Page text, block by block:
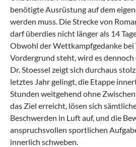
benötigte Ausrüstung auf dem
werden muss. Die Strecke von
darf überdies nicht länger als 14
Obwohl der Wettkampfgedanke
Vordergrund steht, wird es dennoch
Dr. Stoessel zeigt sich durchaus
letztes Jahr gelingt, die Etappe
Stunden weitgehend ohne
das Ziel erreicht, lösen sich
Beschwerden in Luft auf, und die
anspruchsvollen sportlichen
innerlich schweben.